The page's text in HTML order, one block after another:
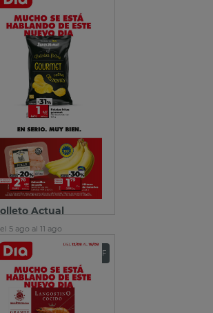
Actual
5 ago al 11 ago
Ver folleto Descargar PDF